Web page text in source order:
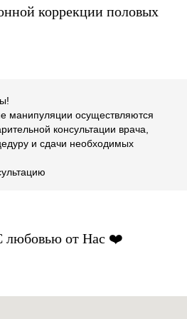
коррекции половых
манипуляции осуществляются
консультации врача,
и сдачи необходимых
любовью от Нас ❤️